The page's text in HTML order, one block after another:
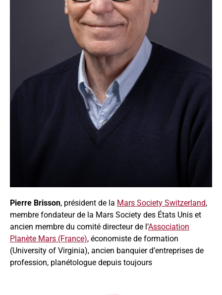
Pierre Brisson, président de la Mars Society Switzerland,
membre fondateur de la Mars Society des États Unis et
ancien membre du comité directeur de l’Association
Planète Mars (France), économiste de formation
(University of Virginia), ancien banquier d’entreprises de
profession, planétologue depuis toujours